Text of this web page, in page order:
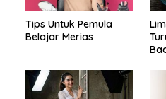
Tips Untuk Pemula
Belajar Merias